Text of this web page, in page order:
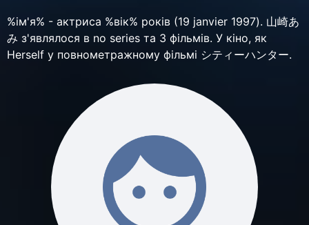
%ім'я% - актриса %вік% років (19 janvier 1997). 山崎あ
み з'являлося в no series та 3 фільмів. У кіно, як
Herself у повнометражному фільмі シティーハンター.